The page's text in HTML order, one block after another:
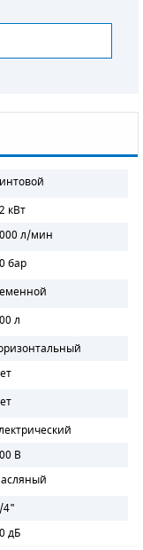
кВт
л/мин
бар
л
В
4"
дБ